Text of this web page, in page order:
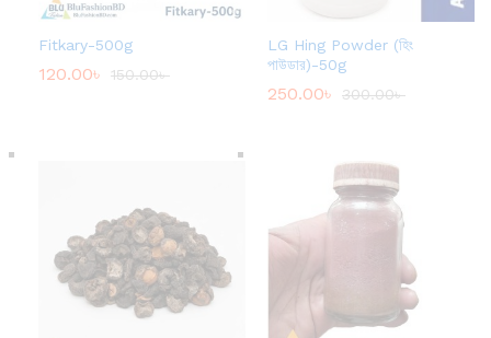
Fitkary-500g
120.00৳ 150.00৳
LG Hing Powder (হিং
পাউডার)-50g
250.00৳ 300.00৳